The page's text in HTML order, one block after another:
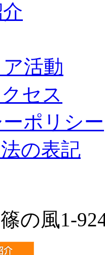
活動
セス
ポリシー
の表記
の風1-